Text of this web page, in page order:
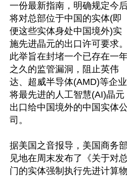
一份最新指南，明确规定今
将对总部位于中国的实体(即
便这些实体身处中国境外)实
施先进晶元的出口许可要求。
此举旨在封堵一个已存在一
之久的监管漏洞，阻止英伟
达、超威半导体(AMD)等企业
将最先进的人工智慧(AI)晶元
出口给中国境外的中国实体公
司。
据美国之音报导，美国商务
见地在周末发布了《关于对
门的实体强制执行先进计算